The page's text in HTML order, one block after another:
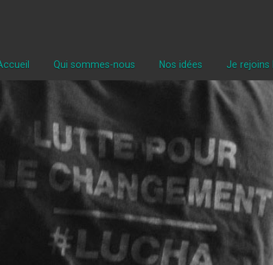
Qui sommes-nous Nos idées Je rejoins